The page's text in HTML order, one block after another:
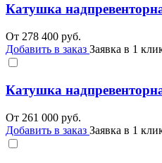
Катушка
От 278 400 руб.
Добавить в заказ Заявка в 1
Катушка
От 261 000 руб.
Добавить в заказ Заявка в 1